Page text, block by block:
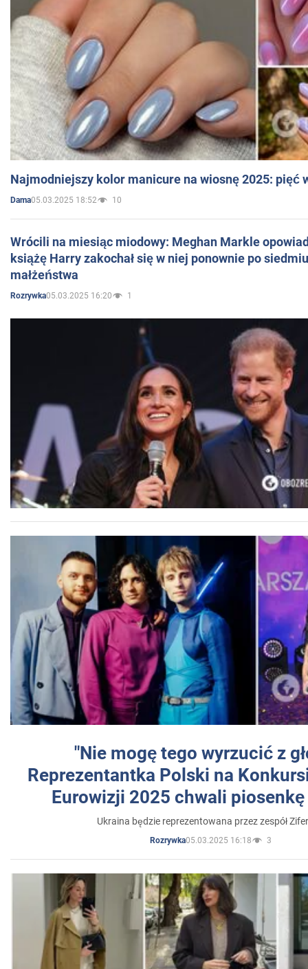
Najmodniejszy kolor manicure na wiosnę 2025: pięć
Dama05.03.2025 18:52 10
Wrócili na miesiąc miodowy: Meghan Markle
książę Harry zakochał się w niej ponownie po
małżeństwa
Rozrywka05.03.2025 16:20 1
"Nie mogę tego wyrzucić z
Reprezentantka Polski na
Eurowizji 2025 chwali
Ukraina będzie reprezentowana przez zespół
Rozrywka05.03.2025 16:18 3